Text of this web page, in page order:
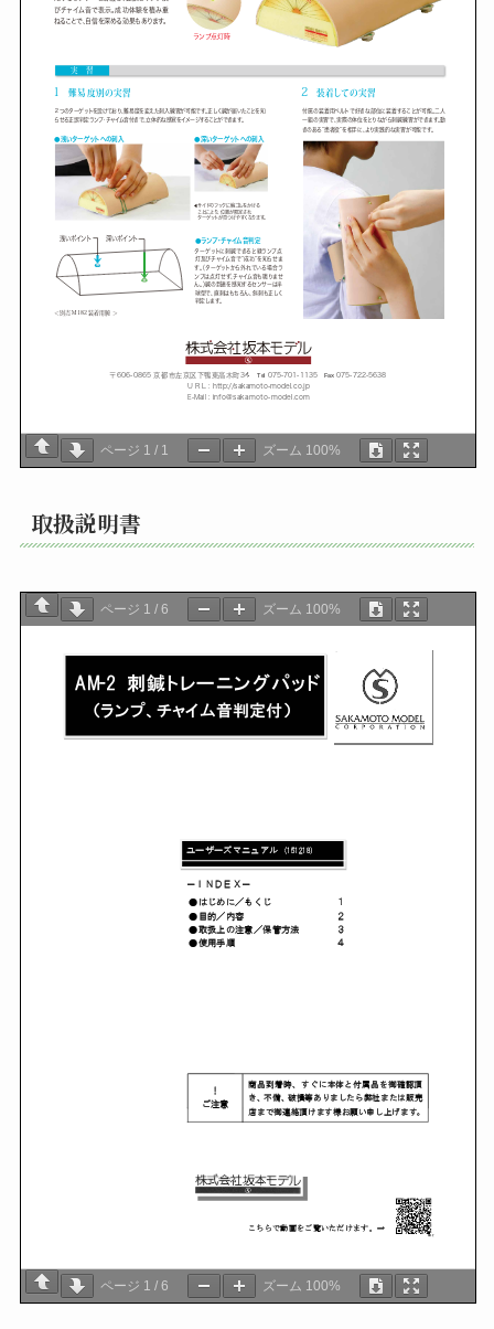
ページ 1 / 1 ズーム 100%
取扱説明書
ページ 1 / 6 ズーム 100%
ページ 1 / 6 ズーム 100%